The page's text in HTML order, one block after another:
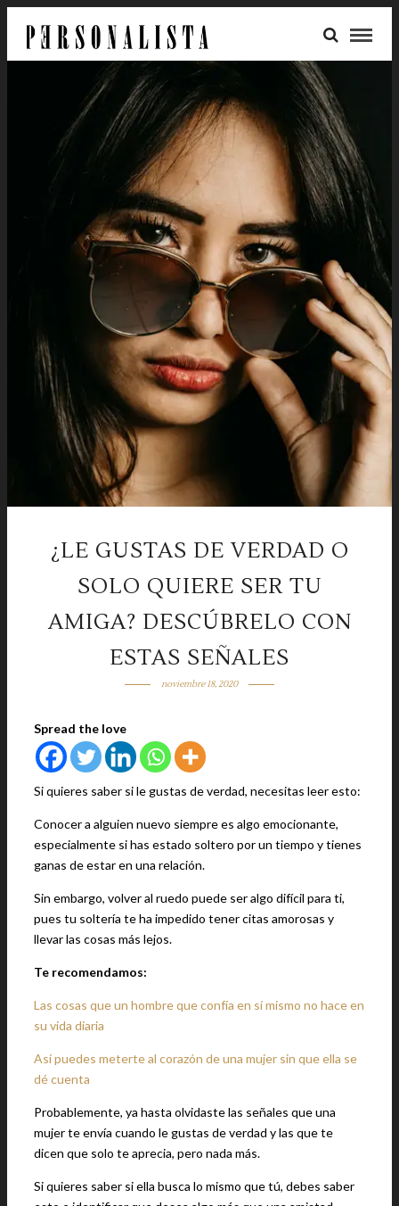
¿LE GUSTAS DE VERDAD O
SOLO QUIERE SER TU
AMIGA? DESCÚBRELO CON
ESTAS SEÑALES
noviembre 18, 2020
Spread the love
Si quieres saber si le gustas de verdad, necesitas leer esto:
Conocer a alguien nuevo siempre es algo emocionante,
especialmente si has estado soltero por un tiempo y tienes
ganas de estar en una relación.
Sin embargo, volver al ruedo puede ser algo difícil para ti,
pues tu soltería te ha impedido tener citas amorosas y
llevar las cosas más lejos.
Te recomendamos:
Las cosas que un hombre que confía en sí mismo no hace en
su vida diaria
Así puedes meterte al corazón de una mujer sin que ella se
dé cuenta
Probablemente, ya hasta olvidaste las señales que una
mujer te envía cuando le gustas de verdad y las que te
dicen que solo te aprecia, pero nada más.
Si quieres saber si ella busca lo mismo que tú, debes saber